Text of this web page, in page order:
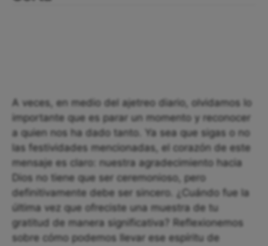
A veces, en medio del ajetreo diario, olvidamos lo
importante que es parar un momento y reconocer
a quien nos ha dado tanto. Ya sea que sigas o no
las festividades mencionadas, el corazón de este
mensaje es claro: nuestra agradecimiento hacia
Dios no tiene que ser ceremonioso, pero
definitivamente debe ser sincero. ¿Cuándo fue la
última vez que ofreciste una muestra de tu
gratitud de manera significativa? Reflexionemos
sobre cómo podemos llevar ese espíritu de